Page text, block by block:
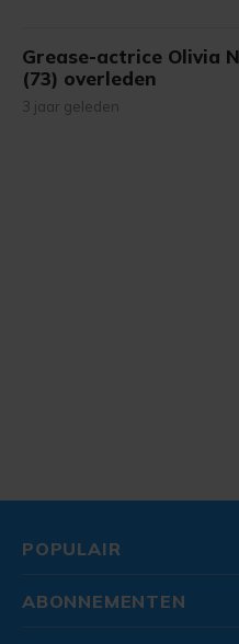
Grease-actrice Olivia
(73) overleden
3 jaar geleden
POPULAIR
ABONNEMENTEN